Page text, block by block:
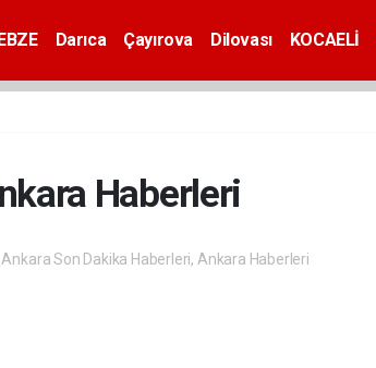
Darıca Çayırova Dilovası KOCAELİ
Haberleri
Son Dakika Haberleri, Ankara Haberleri